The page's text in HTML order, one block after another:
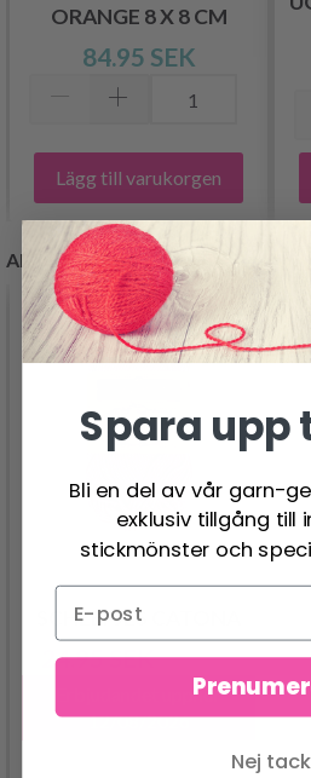
ORANGE 8 X 8 CM
84.95 SEK
Lägg till varukorgen
ANDRA KUNDER KÖPTE
- 19%
SCHEEPJES CATONA
24.95 SEK30.95 SEK
Erbjudandet upphör
12/08/2026
Spara upp
Bli en del av vår garn-
exklusiv tillgång till
stickmönster och
Nej tack